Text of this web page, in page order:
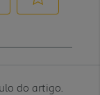
do artigo.